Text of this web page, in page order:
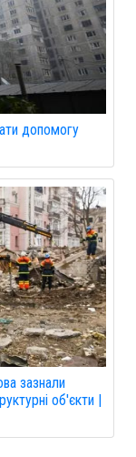
допомогу
зазнали
об'єкти |